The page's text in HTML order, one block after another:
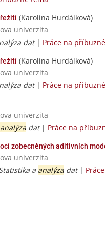
(Karolína Hurdálková)
univerzita
dat| Práce na
(Karolína Hurdálková)
univerzita
dat| Práce na
univerzita
analýza dat| Práce na
zobecněných aditivních
univerzita
a analýza dat|